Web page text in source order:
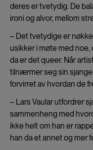
deres er tvetydig. De
ironi og alvor, mellom
– Det tvetydige er
usikker i møte med noe,
da er det queer. Når
tilnærmer seg sin
forvirret av hvordan de
– Lars Vaular utfordrer
sammenheng med
ikke helt om han er
han da et annet og mer